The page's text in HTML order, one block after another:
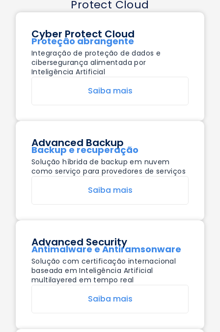
Protect Cloud
Cyber Protect Cloud
Proteção abrangente
Integração de proteção de dados e
cibersegurança alimentada por
Inteligência Artificial
Saiba mais
Advanced Backup
Backup e recuperação
Solução híbrida de backup em nuvem
como serviço para provedores de serviços
Saiba mais
Advanced Security
Antimalware e Antiramsonware
Solução com certificação internacional
baseada em Inteligência Artificial
multilayered em tempo real
Saiba mais